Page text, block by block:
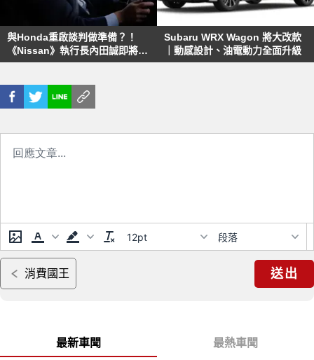
與Honda重啟談判做準備？！
《Nissan》執行長內田誠即將下
台 睽違25年 再次由外國人掌舵
Subaru WRX Wagon 將大改款
｜動感設計、油電動力全面升級
12pt 段落
消費國王 送出
最新車聞 最熱車聞